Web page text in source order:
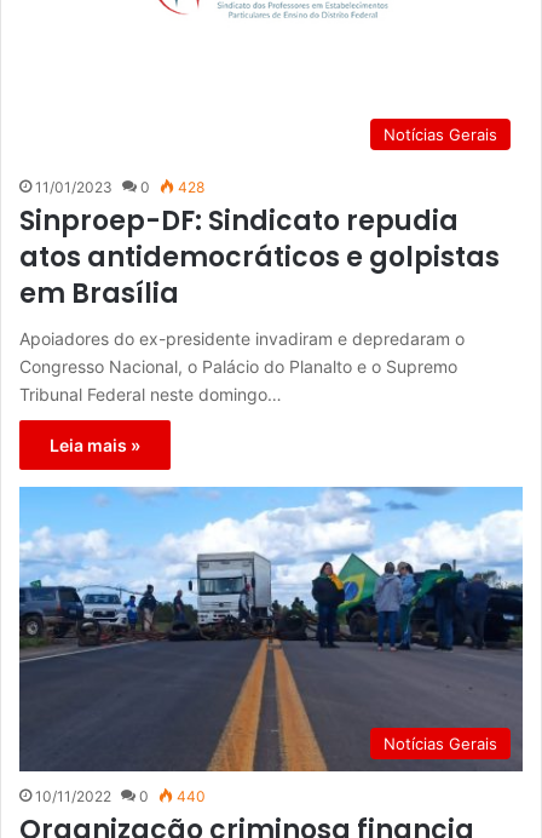
Notícias Gerais
11/01/2023 0 428
Sinproep-DF: Sindicato repudia
atos antidemocráticos e golpistas
em Brasília
Apoiadores do ex-presidente invadiram e depredaram o
Congresso Nacional, o Palácio do Planalto e o Supremo
Tribunal Federal neste domingo…
Leia mais »
Notícias Gerais
10/11/2022 0 440
Organização criminosa financia